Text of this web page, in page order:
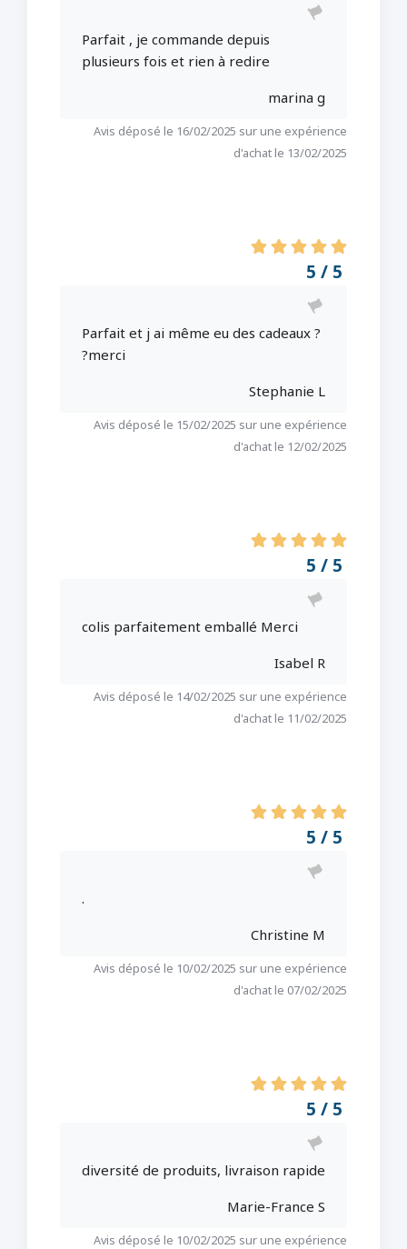
Parfait , je commande depuis
plusieurs fois et rien à redire
marina g
Avis déposé le 16/02/2025 sur une expérience
d'achat le 13/02/2025
5 / 5
Parfait et j ai même eu des cadeaux ?
?merci
Stephanie L
Avis déposé le 15/02/2025 sur une expérience
d'achat le 12/02/2025
5 / 5
colis parfaitement emballé Merci
Isabel R
Avis déposé le 14/02/2025 sur une expérience
d'achat le 11/02/2025
5 / 5
.
Christine M
Avis déposé le 10/02/2025 sur une expérience
d'achat le 07/02/2025
5 / 5
diversité de produits, livraison rapide
Marie-France S
Avis déposé le 10/02/2025 sur une expérience